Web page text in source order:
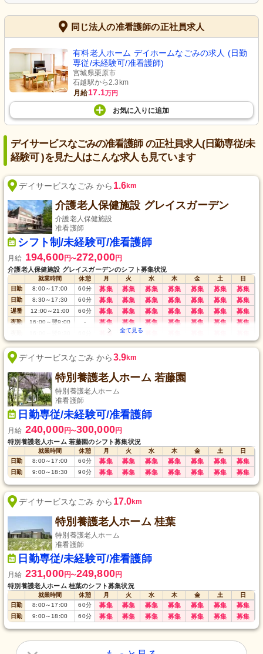
同じ法人の准看護師の正社員求人
有料老人ホーム デイホームなごみの求人 (日勤
専従/未経験可/准看護師)
宮城県栗原市
石越駅から2.3km
月給17.1万円
お気に入り に追加
デイサービスなごみの准看護師 の正社員求人(日勤専従/未
経験可 )を見た人はこんな求人も見ています
デイサービスなごみ から 1.6km
介護老人保健施設 グレイスガーデン
介護老人保健施設
准看護師
シフト制/未経験可/准看護師
月給 194,600円〜272,000円
介護老人保健施設 グレイスガーデンのシフト募集状況
就業時間 休憩 月 火 水 木 金 土
日
日勤
8:00～ 17:00 60分 募集 募集 募集 募集 募集 募集 募集
日勤 8:30～ 17:30 60分 募集 募集 募集 募集 募集 募集 募集
遅番 12:00～21:00 60分 募集 募集 募集 募集 募集 募集 募集
夜勤 16:00 ～翌9:00 - 募集 募集 募集 募集 募集 募集 募集
募集 募集
デイサービスなごみ から3.9km
特別養護老人ホーム 若藤園
特別養護老人ホーム
准看護師
日勤専従/未経験可/准看護師
月給 240,000円〜300,000円
特別養護老人ホーム 若藤園のシフト募集状況
就業時間 休憩 月 火 水 木 金 土
日
日勤
8:00～17:00 60分 募集 募集 募集 募集 募集 募集 募集
日勤 9:00～18:30 90分 募集 募集 募集 募集 募集 募集 募集
デイサービスなごみ から 17.0km
特別養護老人ホーム 桂葉
特別養護老人ホーム
准看護師
日勤専従/未経験可/准看護師
月給 231,000円〜249,800円
特別養護老人ホーム 桂葉のシフト募集状況
就業時間 休憩 月 火 水 木 金 土
日
日勤
8:00～17:00 60分 募集 募集 募集 募集 募集 募集 募集
日勤 9:00～18:00 60分 募集 募集 募集 募集 募集 募集 募集